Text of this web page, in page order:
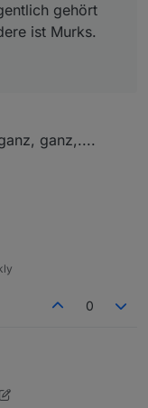
gehört
ist Murks.
ganz,....
0